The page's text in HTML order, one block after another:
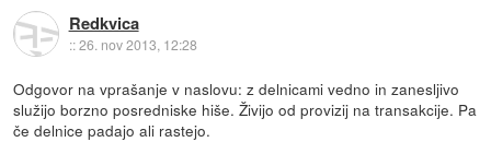
Redkvica
::26. nov 2013, 12:28
Odgovor na vprašanje v naslovu: z delnicami vedno in zanesljivo
služijo borzno posredniske hiše. Živijo od provizij na transakcije. Pa
če delnice padajo ali rastejo.